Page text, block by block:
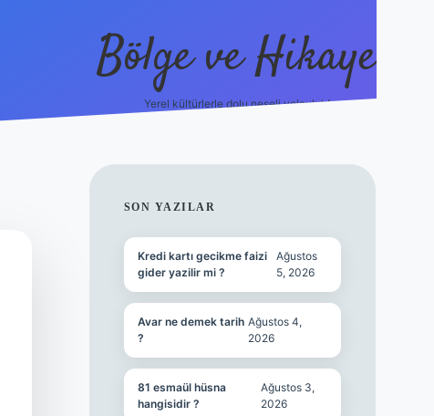
Bölge ve Hikaye
Yerel kültürlerle dolu neşeli yolculuk!
SIDEBAR
SON YAZILAR
Kredi kartı gecikme faizi
gider yazilir mi ?
Ağustos
5, 2026
Avar ne demek tarih
?
Ağustos 4,
2026
81 esmaül hüsna
hangisidir ?
Ağustos 3,
2026
grand opera